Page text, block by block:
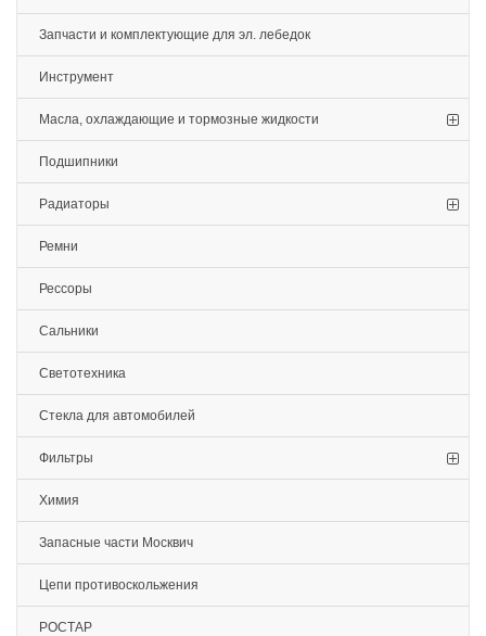
Запчасти и комплектующие для эл. лебедок
Инструмент
Масла, охлаждающие и тормозные жидкости
Подшипники
Радиаторы
Ремни
Рессоры
Сальники
Светотехника
Стекла для автомобилей
Фильтры
Химия
Запасные части Москвич
Цепи противоскольжения
РОСТАР